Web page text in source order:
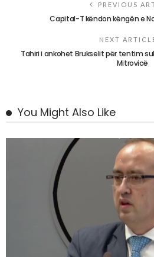
PREVIOUS
Capital-T këndon këngën e
NEXT
Tahiri i ankohet Brukselit për tentim
Mitrovicë
You Might Also Like